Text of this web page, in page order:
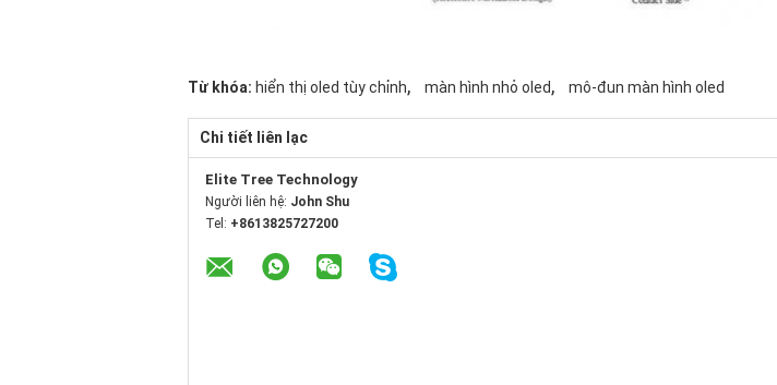
Từ khóa: hiển thị oled tùy chỉnh, màn hình nhỏ oled, mô-đun màn hình oled
Chi tiết liên lạc
Elite Tree Technology
Người liên hệ: John Shu
Tel: +8613825727200